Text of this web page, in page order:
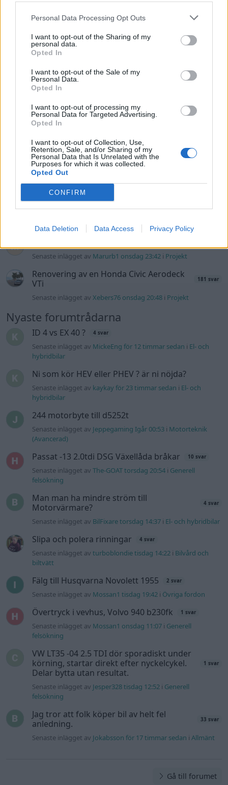
Personal Data Processing Opt Outs
I want to opt-out of the Sharing of my
personal data.
Opted In
I want to opt-out of the Sale of my
Personal Data.
Opted In
I want to opt-out of processing my
Personal Data for Targeted Advertising.
Opted In
I want to opt-out of Collection, Use,
Retention, Sale, and/or Sharing of my
Personal Data that Is Unrelated with the
Purposes for which it was collected.
Opted Out
CONFIRM
Data Deletion Data Access Privacy Policy
Senaste inlägget avStol3n_Identity för 20 timmar sedan
Manta b som ska räddas (kaross eller
delar sökes)
Huggern goes big block with 427 ZL-1!
Camaro som bruksbil?! 57 svar
Senaste inlägget av
Volkswagen split bus t1 1962 2559 svar
Senaste inlägget avDr_snuggels torsdag 21:09 Projekt
Golf Mk2 16v Turbo
Senaste inlägget av
Vw 1956 oval prosjekt 11 svar
Senaste inlägget av jarleb torsdag 17:26i Projekt
Senaste inlägget av Marurb1 onsdag 23:42 i Projekt
Renovering av en Honda Civic Aerodeck
VTi
181 svar
Senaste inlägget avXebers76 onsdag 20:48 i Projekt
Nyaste forumtrådarna
ID 4 vs EX 40 ? 4 svar
Senaste inlägget av MickeEng för 12 timmar sedan i El- och
hybridbilar
Ni som kör HEV eller PHEV ? är ni nöjda?
Senaste inlägget av kaykay för 23 timmar sedan i El- och
hybridbilar
244 motorbyte till d5252t
Senaste inlägget av Jeppegaming Igår 00:53 i Motorteknik
(Avancerad)
Passat -13 2.0tdi DSG Växellåda bråkar 10 svar
Senaste inlägget avThe-GOAT torsdag 20:54 i Generell
felsökning
Man man ha mindre ström till
Motorvärmare?
4 svar
Senaste inlägget av BilFixare torsdag 14:37 i El- och hybridbilar
Slipa och polera rinningar 4 svar
Senaste inlägget avturboblondie tisdag 14:22 i Bilvård och
biltvätt
Fälg till Husqvarna Novolett 1955 2 svar
Senaste inlägget av Mossan1 tisdag 19:42 i Övriga fordon
Övertryck i vevhus, Volvo 940 b230fk 1 svar
Senaste inlägget av Mossan1 onsdag 11:07 i Generell
felsökning
VW LT35 -04 2.5 TDI dör sporadiskt under
körning, startar direkt efter nyckelcykel.
Delar bytta utan resultat.
1 svar
Senaste inlägget av Jesper328 tisdag 12:52 i Generell
felsökning
Jag tror att folk köper bil av helt fel
anledning.
33 svar
Senaste inlägget av Jokabsson för 17 timmar sedan iAllmänt
Gå till forumet